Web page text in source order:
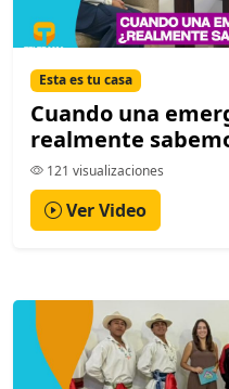
Esta es tu casa
Cuando una
realmente
121 visualizaciones
Ver Video